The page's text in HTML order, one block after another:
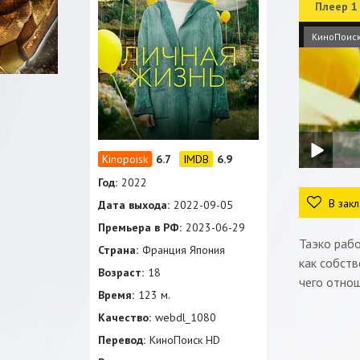
Плеер 1
В
Таэко
как
чего
6.7
6.9
Год: 2022
Дата выхода: 2022-09-05
Премьера в РФ: 2023-06-29
Страна: Франция Япония
Возраст: 18
Время: 123 м.
Качество: webdl_1080
Перевод: КиноПоиск HD